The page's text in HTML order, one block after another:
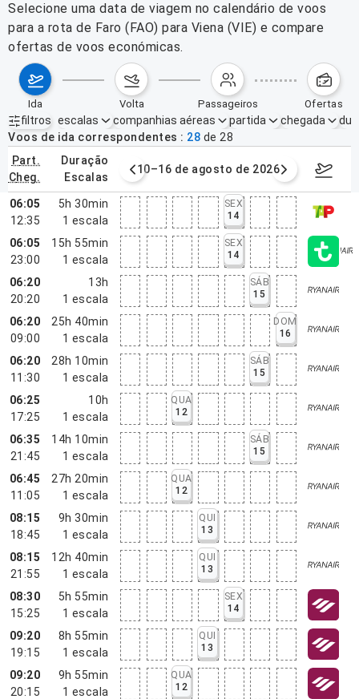
Selecione uma data de viagem no calendário de voos
para a rota de Faro (FAO) para Viena (VIE) e compare
ofertas de voos económicas.
ida volta passageiros ofertas
filtros
Filtros ativos nenhum
escalas companhias aéreas partida chegada
Voos de ida correspondentes
28 de 28
part.
cheg.
duração
escalas
agosto de 2026 10–16 de agosto de 2026 17–23
06:05
12:35
5h 30min
1 escala
SEX
14
06:05
23:00
15h 55min
1 escala
SEX
14
06:20
20:20
13h
1 escala
SÁB
15
06:20
09:00
25h 40min
1 escala
DOM
16
06:20
11:30
28h 10min
1 escala
SÁB
15
06:25
17:25
10h
1 escala
QUA
12
06:35
21:45
14h 10min
1 escala
SÁB
15
06:45
11:05
27h 20min
1 escala
QUA
12
08:15
18:45
9h 30min
1 escala
QUI
13
08:15
21:55
12h 40min
1 escala
QUI
13
08:30
15:25
5h 55min
1 escala
SEX
14
09:20
19:15
8h 55min
1 escala
QUI
13
09:20
20:15
9h 55min
1 escala
QUA
12